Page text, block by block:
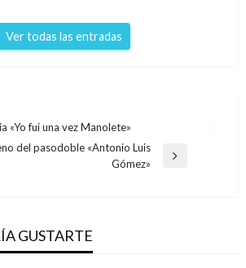
Ver todas las entradas
«Yo fui una vez Manolete»
del pasodoble «Antonio Luis
Gómez»
GUSTARTE